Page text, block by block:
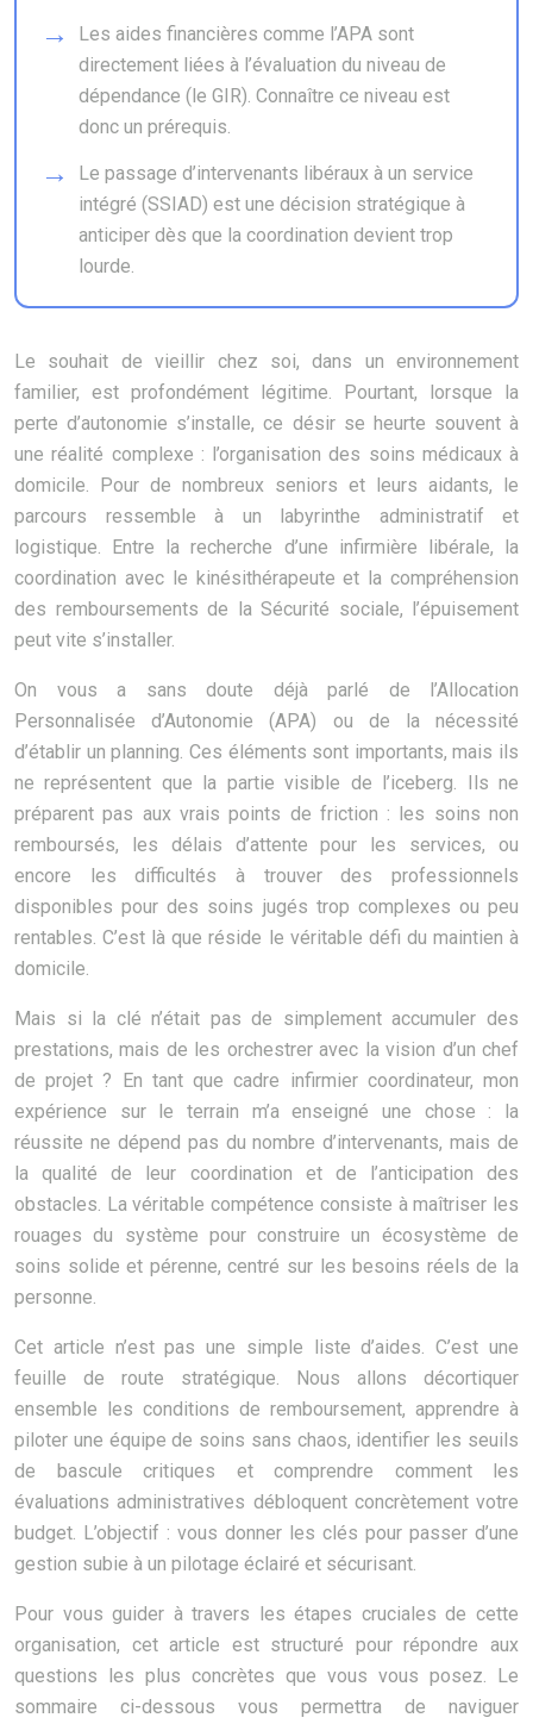
Les aides financières comme l’APA sont
directement liées à l’évaluation du niveau de
dépendance (le GIR). Connaître ce niveau est
donc un prérequis.
Le passage d’intervenants libéraux à un service
intégré (SSIAD) est une décision stratégique à
anticiper dès que la coordination devient trop
lourde.
Le souhait de vieillir chez soi, dans un environnement
familier, est profondément légitime. Pourtant, lorsque la
perte d’autonomie s’installe, ce désir se heurte souvent à
une réalité complexe : l’organisation des soins médicaux à
domicile. Pour de nombreux seniors et leurs aidants, le
parcours ressemble à un labyrinthe administratif et
logistique. Entre la recherche d’une infirmière libérale, la
coordination avec le kinésithérapeute et la compréhension
des remboursements de la Sécurité sociale, l’épuisement
peut vite s’installer.
On vous a sans doute déjà parlé de l’Allocation
Personnalisée d’Autonomie (APA) ou de la nécessité
d’établir un planning. Ces éléments sont importants, mais ils
ne représentent que la partie visible de l’iceberg. Ils ne
préparent pas aux vrais points de friction : les soins non
remboursés, les délais d’attente pour les services, ou
encore les difficultés à trouver des professionnels
disponibles pour des soins jugés trop complexes ou peu
rentables. C’est là que réside le véritable défi du maintien à
domicile.
Mais si la clé n’était pas de simplement accumuler des
prestations, mais de les orchestrer avec la vision d’un chef
de projet ? En tant que cadre infirmier coordinateur, mon
expérience sur le terrain m’a enseigné une chose : la
réussite ne dépend pas du nombre d’intervenants, mais de
la qualité de leur coordination et de l’anticipation des
obstacles. La véritable compétence consiste à maîtriser les
rouages du système pour construire un écosystème de
soins solide et pérenne, centré sur les besoins réels de la
personne.
Cet article n’est pas une simple liste d’aides. C’est une
feuille de route stratégique. Nous allons décortiquer
ensemble les conditions de remboursement, apprendre à
piloter une équipe de soins sans chaos, identifier les seuils
de bascule critiques et comprendre comment les
évaluations administratives débloquent concrètement votre
budget. L’objectif : vous donner les clés pour passer d’une
gestion subie à un pilotage éclairé et sécurisant.
Pour vous guider à travers les étapes cruciales de cette
organisation, cet article est structuré pour répondre aux
questions les plus concrètes que vous vous posez. Le
sommaire ci-dessous vous permettra de naviguer